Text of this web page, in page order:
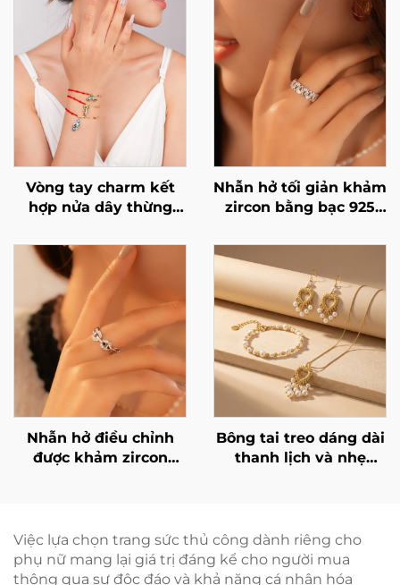
Vòng tay charm kết
hợp nửa dây thừng
Marrinu dành cho nữ
Nhẫn hở tối giản khảm
zircon bằng bạc 925
phẩm: BXRAG003)
Nhẫn hở điều chỉnh
được khảm zircon
Bông tai treo dáng dài
thanh lịch và nhẹ
không gỉ, gắn ngọc
trai và tua rua
Việc lựa chọn trang sức thủ công dành riêng cho
phụ nữ mang lại giá trị đáng kể cho người mua
thông qua sự độc đáo và khả năng cá nhân hóa